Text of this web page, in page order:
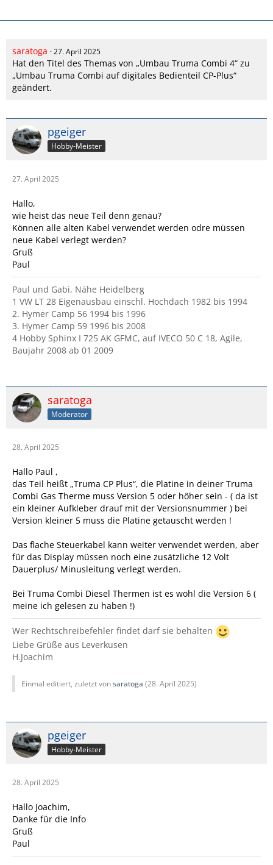
saratoga 27. April 2025
Hat den Titel des Themas von „Umbau Truma Combi 4“ zu
„Umbau Truma Combi auf digitales Bedienteil CP-Plus“
geändert.
pgeiger
Hobby-Meister
27. April 2025
Hallo,
wie heist das neue Teil denn genau?
Können alle alten Kabel verwendet werden odre müssen
neue Kabel verlegt werden?
Gruß
Paul
Paul und Gabi, Nähe Heidelberg
1 VW LT 28 Eigenausbau einschl. Hochdach 1982 bis 1994
2. Hymer Camp 56 1994 bis 1996
3. Hymer Camp 59 1996 bis 2008
4 Hobby Sphinx I 725 AK GFMC, auf IVECO 50 C 18, Agile,
Baujahr 2008 ab 01 2009
saratoga
Moderator
28. April 2025
Hallo Paul ,
das Teil heißt „Truma CP Plus“, die Platine in deiner Truma
Combi Gas Therme muss Version 5 oder höher sein - ( da ist
ein kleiner Aufkleber drauf mit der Versionsnummer ) bei
Version kleiner 5 muss die Platine getauscht werden !
Das flache Steuerkabel kann weiter verwendet werden, aber
für das Display müssen noch eine zusätzliche 12 Volt
Dauerplus/ Minusleitung verlegt werden.
Bei Truma Combi Diesel Thermen ist es wohl die Version 6 (
meine ich gelesen zu haben !)
Wer Rechtschreibefehler findet darf sie behalten
Liebe Grüße aus Leverkusen
H.Joachim
Einmal editiert, zuletzt vonsaratoga (28. April 2025)
pgeiger
Hobby-Meister
28. April 2025
Hallo Joachim,
Danke für die Info
Gruß
Paul